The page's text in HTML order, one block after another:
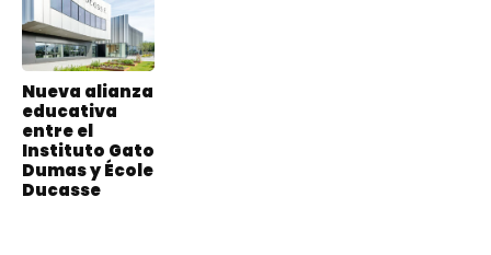
Nueva alianza
educativa
entre el
Instituto Gato
Dumas y École
Ducasse